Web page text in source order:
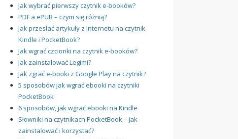
Jak wybrać pierwszy czytnik e-booków?
PDF a ePUB – czym się różnią?
Jak przesłać artykuły z Internetu na czytnik
Kindle i PocketBook?
Jak wgrać czcionki na czytnik e-booków?
Jak zainstalować Legimi?
Jak zgrać e-booki z Google Play na czytnik?
5 sposobów jak wgrać ebooki na czytniki
PocketBook
6 sposobów, jak wgrać ebooki na Kindle
Słowniki na czytnikach PocketBook – jak
zainstalować i korzystać?